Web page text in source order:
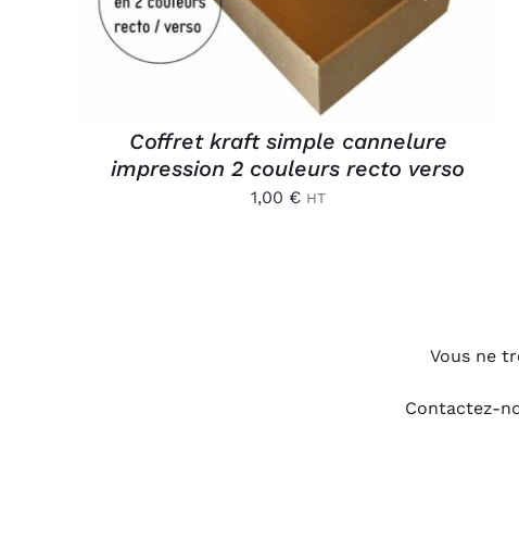
Coffret kraft simple cannelure
impression 2 couleurs recto verso
1,00 € HT
Vous ne
Contactez-